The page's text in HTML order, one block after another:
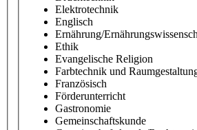
Elektrotechnik
Englisch
Ernährung/
Ethik
Evangelische Religion
Farbtechnik und
Französisch
Förderunterricht
Gastronomie
Gemeinschaftskunde